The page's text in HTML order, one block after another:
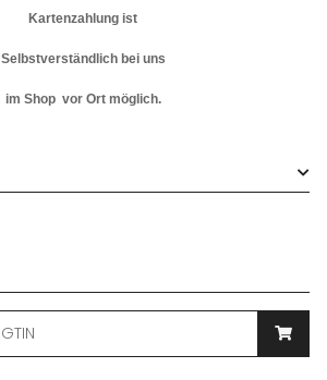
Kartenzahlung ist
Selbstverständlich bei uns
im Shop vor Ort möglich.